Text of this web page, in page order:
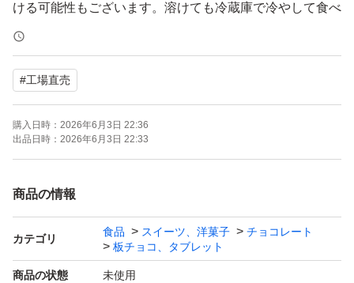
ける可能性もございます。溶けても冷蔵庫で冷やして食べ
るから大丈夫だよ〜という方のご購入をお願いいたしま
す。
◎チョコが溶けていたという理由での悪い評価はご遠慮く
ださい！
※チョコレートのアウトレット商品です。最初から欠け割
訳あり、アウトレットのキューブチョコです。
#工場直売
購入日時： 2026年6月3日 22:36
出品日時： 2026年6月3日 22:33
商品の情報
カテゴリ
食品 スイーツ、洋菓子
チョコレート
板チョコ、タブレット
商品の状態 未使用